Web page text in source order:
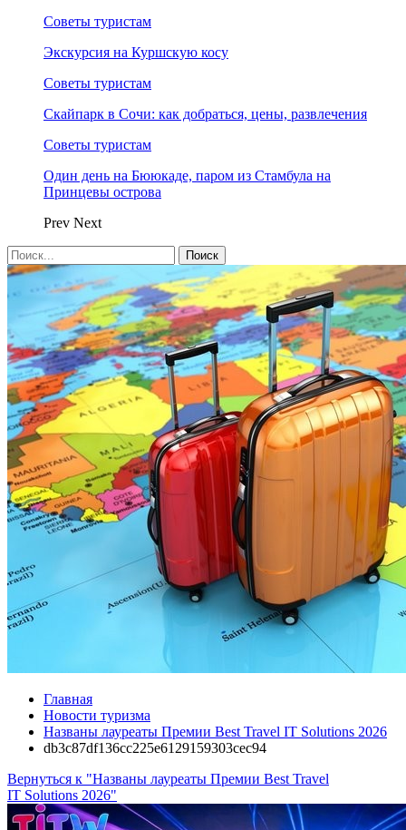
Советы туристам
Экскурсия на Куршскую косу
Советы туристам
Скайпарк в Сочи: как добраться, цены, развлечения
Советы туристам
Один день на Бююкаде, паром из Стамбула на
Принцевы острова
Prev Next
Главная
Новости туризма
Названы лауреаты Премии Best Travel IT Solutions 2026
db3c87df136cc225e6129159303cec94
Вернуться к "Названы лауреаты Премии Best Travel
IT Solutions 2026"